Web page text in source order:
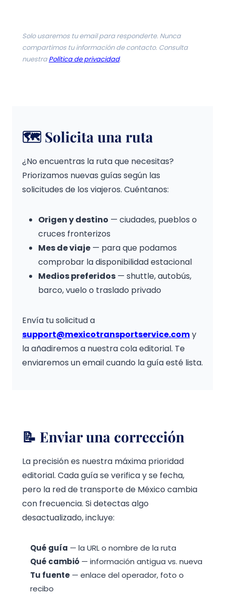
Solo usaremos tu email para responderte. Nunca
compartimos tu información de contacto. Consulta
nuestraPolítica de privacidad.
🗺️ Solicita una ruta
¿No encuentras la ruta que necesitas?
Priorizamos nuevas guías según las
solicitudes de los viajeros. Cuéntanos:
Origen y destino — ciudades, pueblos o
cruces fronterizos
Mes de viaje — para que podamos
comprobar la disponibilidad estacional
Medios preferidos — shuttle, autobús,
barco, vuelo o traslado privado
Envía tu solicitud a
support@mexicotransportservice.comy
la añadiremos a nuestra cola editorial. Te
enviaremos un email cuando la guía esté lista.
📝 Enviar una corrección
La precisión es nuestra máxima prioridad
editorial. Cada guía se verifica y se fecha,
pero la red de transporte de México cambia
con frecuencia. Si detectas algo
desactualizado, incluye:
Qué guía — la URL o nombre de la ruta
Qué cambió — información antigua vs. nueva
Tu fuente — enlace del operador, foto o
recibo